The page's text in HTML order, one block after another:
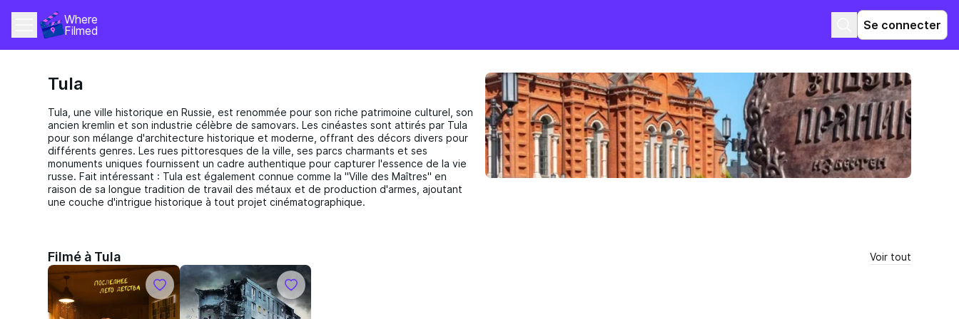
Where
Filmed
Se connecter
Tula
Tula, une ville historique en Russie, est renommée pour son riche patrimoine culturel, son
ancien kremlin et son industrie célèbre de samovars. Les cinéastes sont attirés par Tula
pour son mélange d'architecture historique et moderne, offrant des décors divers pour
différents genres. Les rues pittoresques de la ville, ses parcs charmants et ses
monuments uniques fournissent un cadre authentique pour capturer l'essence de la vie
russe. Fait intéressant : Tula est également connue comme la "Ville des Maîtres" en
raison de sa longue tradition de travail des métaux et de production d'armes, ajoutant
une couche d'intrigue historique à tout projet cinématographique.
Filmé à Tula Voir tout